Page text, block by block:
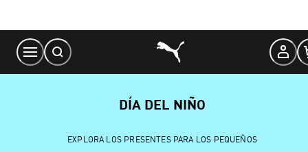
Content
DÍA DEL NIÑO
EXPLORA LOS PRESENTES PARA LOS PEQUEÑOS